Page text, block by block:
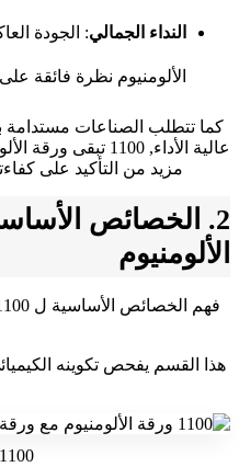
النداء الجمالي
الألومنيوم نظرة فائقة
كما تتطلب الصناعات مستدامة
عالية الأداء, 1100
مزيد من التأكيد على
الألومنيوم
هذا القسم يفحص تكوينه
1100 ورقة الألومنيوم مع ورقة سيدني